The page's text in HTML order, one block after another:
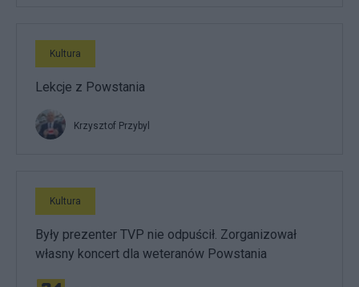
Kultura
Lekcje z Powstania
Krzysztof Przybyl
Kultura
Były prezenter TVP nie odpuścił. Zorganizował
własny koncert dla weteranów Powstania